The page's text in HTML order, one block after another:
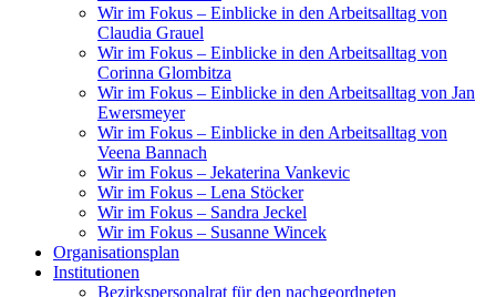
Wir im Fokus – Einblicke in den Arbeitsalltag von
Claudia Grauel
Wir im Fokus – Einblicke in den Arbeitsalltag von
Corinna Glombitza
Wir im Fokus – Einblicke in den Arbeitsalltag von Jan
Ewersmeyer
Wir im Fokus – Einblicke in den Arbeitsalltag von
Veena Bannach
Wir im Fokus – Jekaterina Vankevic
Wir im Fokus – Lena Stöcker
Wir im Fokus – Sandra Jeckel
Wir im Fokus – Susanne Wincek
Organisationsplan
Institutionen
Bezirkspersonalrat für den nachgeordneten